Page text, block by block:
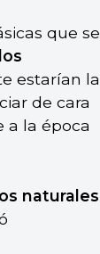
que se
estarían la
de cara
a la época
naturales